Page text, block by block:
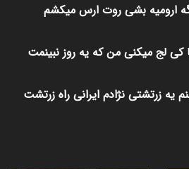
ارومیه بشی روت ارس میکشم
کی لج میکنی من که یه روز نبینمت
یه زرتشتی نژادم ایرانی راه زرتشت